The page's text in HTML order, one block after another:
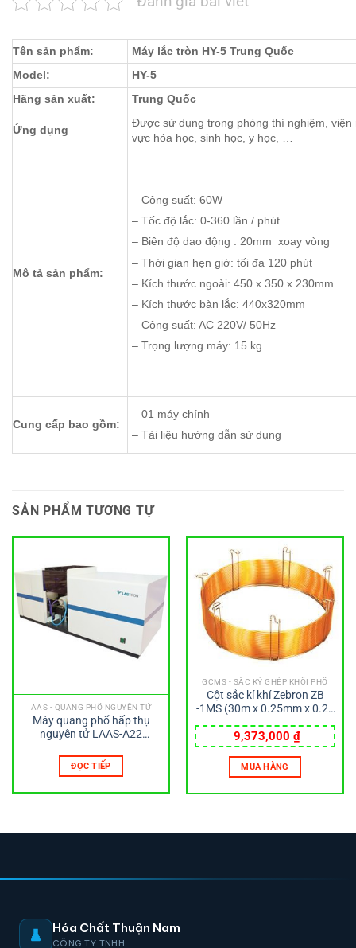
Tên sản phẩm:
Máy lắc tròn HY-5 Trung Quốc
Model:
HY-5
Hãng sản xuất:
Trung Quốc
Ứng dụng
Được sử dụng trong phòng thí nghiệm,
vực hóa học, sinh học, y học, …
Mô tả sản phẩm:
– Công suất: 60W
– Tốc độ lắc: 0-360 lần / phút
– Biên độ dao động : 20mm xoay vòng
– Thời gian hẹn giờ: tối đa 120 phút
– Kích thước ngoài: 450 x 350 x 230mm
– Kích thước bàn lắc: 440х320mm
– Công suất: AC 220V/ 50Hz
– Trọng lượng máy: 15 kg
Cung cấp bao gồm:
– 01 máy chính
– Tài liệu hướng dẫn sử dụng
SẢN PHẨM TƯƠNG TỰ
AAS - QUANG PHỔ NGUYÊN TỬ
Máy quang phổ hấp thụ
nguyên tử LAAS-A22
ĐỌC TIẾP
GCMS - SẮC KÝ GHÉP KHỐI PHỔ
Cột sắc kí khí Zebron ZB
-1MS (30m x 0.25mm x 0.25
9,373,000 ₫
MUA HÀNG
Hóa Chất Thuận Nam
CÔNG TY TNHH